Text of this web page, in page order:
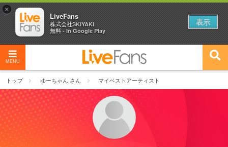
MENU
トップ ゆーちゃん さん マイベストアーティスト
×
LiveFans
株式会社SKIYAKI
無料 - In Google Play
表示